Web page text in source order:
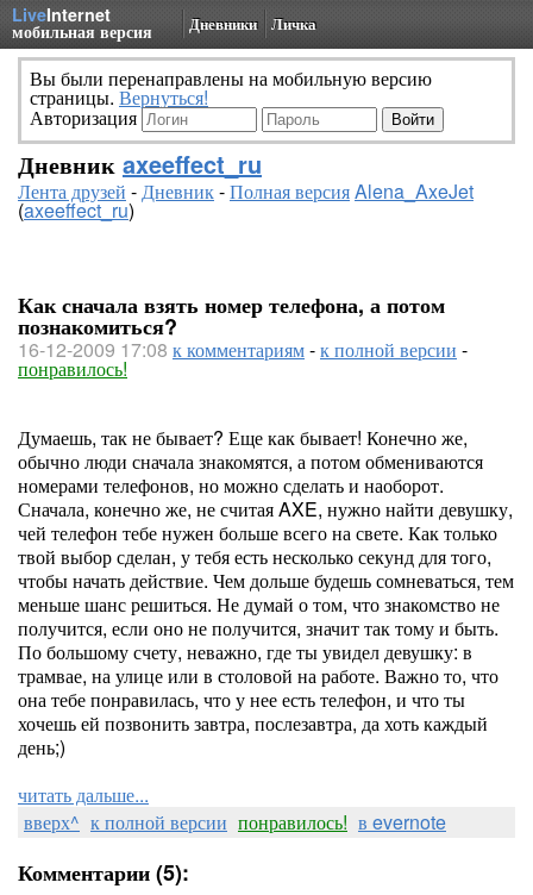
LiveInternet
мобильная версия Дневники Личка
Вы были перенаправлены на мобильную версию
страницы. Вернуться!
Авторизация
Дневник axeeffect_ru
Лента друзей -Дневник-Полная версияAlena_AxeJet
(axeeffect_ru)
Как сначала взять номер телефона, а потом
познакомиться?
16-12-2009 17:08 к комментариям-к полной версии -
понравилось!
Думаешь, так не бывает? Еще как бывает! Конечно же,
обычно люди сначала знакомятся, а потом обмениваются
номерами телефонов, но можно сделать и наоборот.
Сначала, конечно же, не считая AXE, нужно найти девушку,
чей телефон тебе нужен больше всего на свете. Как только
твой выбор сделан, у тебя есть несколько секунд для того,
чтобы начать действие. Чем дольше будешь сомневаться, тем
меньше шанс решиться. Не думай о том, что знакомство не
получится, если оно не получится, значит так тому и быть.
По большому счету, неважно, где ты увидел девушку: в
трамвае, на улице или в столовой на работе. Важно то, что
она тебе понравилась, что у нее есть телефон, и что ты
хочешь ей позвонить завтра, послезавтра, да хоть каждый
день;)
читать дальше...
вверх^ к полной версии понравилось! в evernote
Комментарии (5):